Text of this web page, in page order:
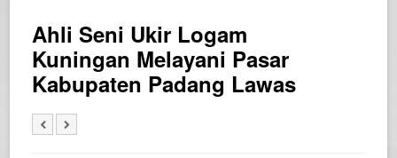
Ahli Seni Ukir Logam
Kuningan Melayani Pasar
Kabupaten Padang Lawas